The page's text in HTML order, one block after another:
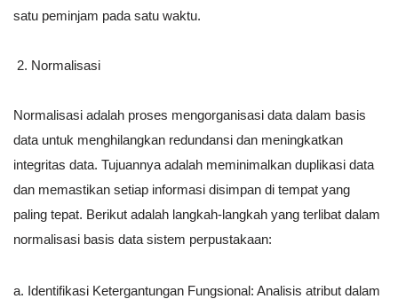
satu peminjam pada satu waktu.
Normalisasi
Normalisasi adalah proses mengorganisasi data dalam basis
data untuk menghilangkan redundansi dan meningkatkan
integritas data. Tujuannya adalah meminimalkan duplikasi data
dan memastikan setiap informasi disimpan di tempat yang
paling tepat. Berikut adalah langkah-langkah yang terlibat dalam
normalisasi basis data sistem perpustakaan:
a. Identifikasi Ketergantungan Fungsional: Analisis atribut dalam